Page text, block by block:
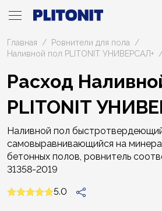
Главная
Ровнители для пола
Наливной пол PLITONIT УНИВЕРСАЛ+
Расход
PLITONIT
Наливной пол
самовыравнивающийся на
бетонных полов, ровнитель
31358-2019
5.0